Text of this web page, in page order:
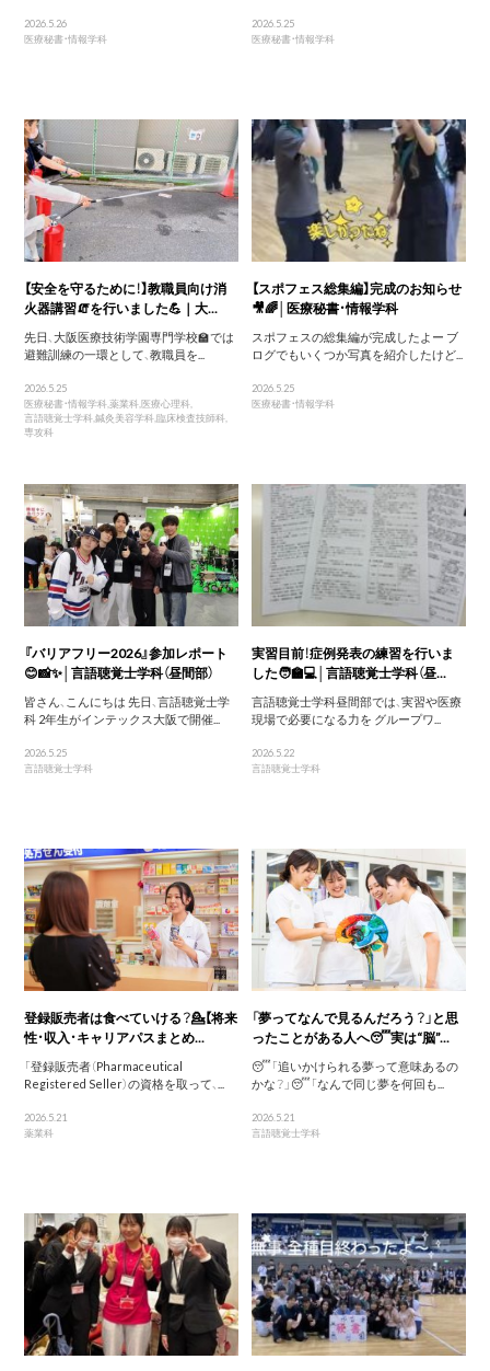
2026.5.26
医療秘書・情報学科
2026.5.25
医療秘書・情報学科
【安全を守るために！】教職員向け消
火器講習🧯を行いました💪｜大...
先日、大阪医療技術学園専門学校🏫では
避難訓練の一環として、教職員を...
2026.5.25
医療秘書・情報学科,薬業科,医療心理科,
言語聴覚士学科,鍼灸美容学科,臨床検査技師科,
専攻科
【スポフェス総集編】完成のお知らせ
🎥🌈│医療秘書・情報学科
スポフェスの総集編が完成したよー ブ
ログでもいくつか写真を紹介したけど...
2026.5.25
医療秘書・情報学科
『バリアフリー2026』参加レポート
😊📸✨│言語聴覚士学科（昼間部）
皆さん、こんにちは 先日、言語聴覚士学
科 2年生がインテックス大阪で開催...
2026.5.25
言語聴覚士学科
実習目前！症例発表の練習を行いま
した🧑‍🏫💻│言語聴覚士学科（昼...
言語聴覚士学科昼間部では、実習や医療
現場で必要になる力を グループワ...
2026.5.22
言語聴覚士学科
登録販売者は食べていける？💁【将来
性・収入・キャリアパスまとめ...
「登録販売者（Pharmaceutical
Registered Seller）の資格を取って、...
2026.5.21
薬業科
「夢ってなんで見るんだろう？」と思
ったことがある人へ😴実は“脳”...
😴「追いかけられる夢って意味あるの
かな？」😴「なんで同じ夢を何回も...
2026.5.21
言語聴覚士学科